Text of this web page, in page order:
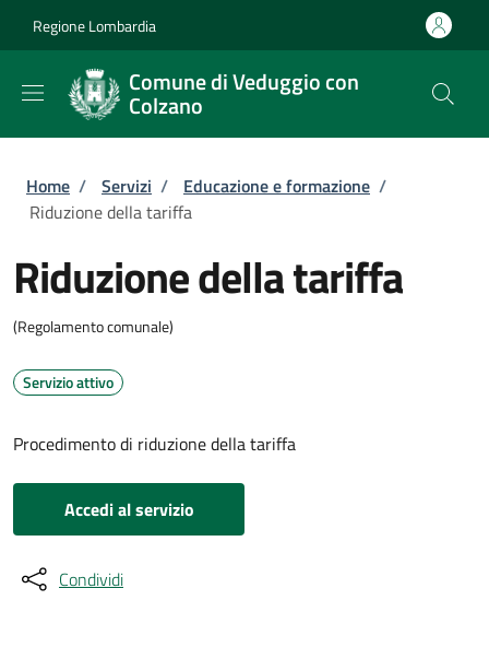
Regione Lombardia
Comune di Veduggio con
Colzano
Briciole di pane
Home / Servizi / Educazione e formazione /
Riduzione della tariffa
Riduzione della tariffa
(Regolamento comunale)
Servizio attivo
Procedimento di riduzione della tariffa
Accedi al servizio
Condividi